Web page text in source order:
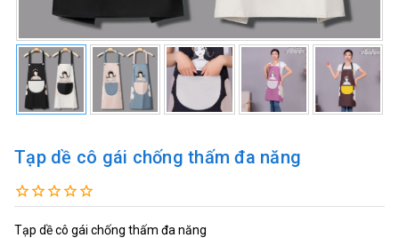
Tạp dề cô gái chống thấm đa năng
Tạp dề cô gái chống thấm đa năng